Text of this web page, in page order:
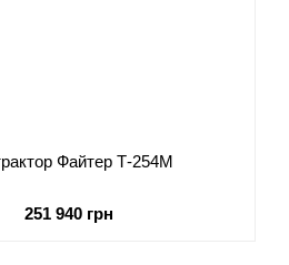
Файтер Т-254М
251 940 грн